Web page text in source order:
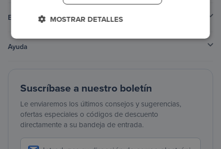
Es bueno saber
Ayuda
Suscríbase a nuestro boletín
Le enviaremos los últimos consejos y sugerencias,
ofertas especiales o códigos de descuento
directamente a su bandeja de entrada.
MOSTRAR DETALLES